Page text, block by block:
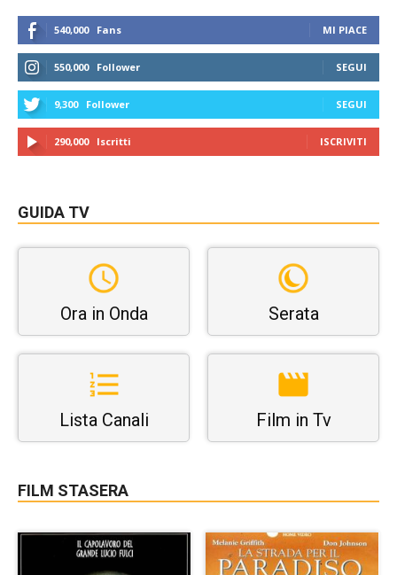
540,000 Fans MI PIACE
550,000 Follower SEGUI
9,300 Follower SEGUI
290,000 Iscritti ISCRIVITI
GUIDA TV
Ora in Onda Serata
Lista Canali Film in Tv
FILM STASERA